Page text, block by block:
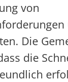
von
Die
die